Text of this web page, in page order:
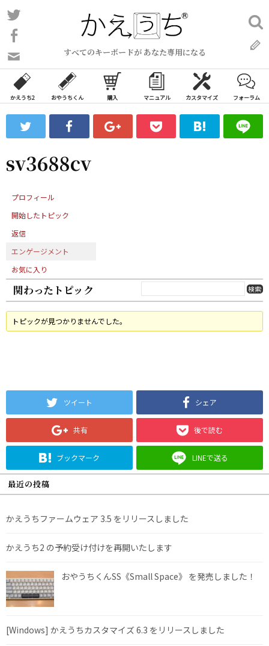
コ
ン
ン
ツ
ス
ッ
すべてのキーボードが あなた専用になる
い
合
わ
フ
ォ
ム
検
索:
かえうち2 おやうちくん 購入 マニュアル カスタマイズ フォーラム
sv3688cv
プロフィール
開始したトピック
返信
エンゲージメント
お気に入り
関わったトピック
トピックが見つかりませんでした。
ツイート シェア
共有 後で読む
ブックマーク LINEで送る
最近の投稿
かえうちファームウェア 3.5 をリリースしました
かえうち2 の予約受け付けを再開いたします
おやうちくんSS《Small Space》 を発売しました！
[Windows] かえうちカスタマイズ 6.3 をリリースしました